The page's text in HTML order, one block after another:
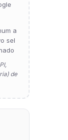
a
sel
de